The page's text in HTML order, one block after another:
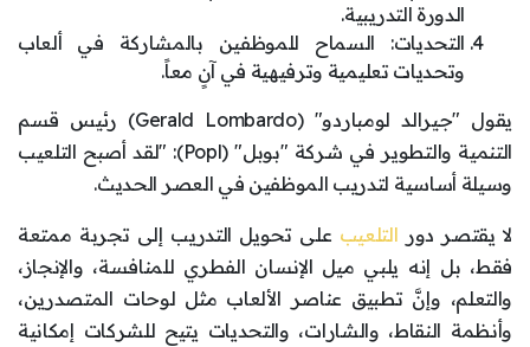
الدورة التدريبية.
التحديات: السماح للموظفين بالمشاركة في ألعاب
وتحديات تعليمية وترفيهية في آنٍ معاً.
يقول "جيرالد لومباردو" (Gerald Lombardo) رئيس قسم
التنمية والتطوير في شركة "بوبل" (Popl): "لقد أصبح التلعيب
وسيلة أساسية لتدريب الموظفين في العصر الحديث.
لا يقتصر دور التلعيب على تحويل التدريب إلى تجربة ممتعة
فقط، بل إنه يلبي ميل الإنسان الفطري للمنافسة، والإنجاز،
والتعلم، وإنَّ تطبيق عناصر الألعاب مثل لوحات المتصدرين،
وأنظمة النقاط، والشارات، والتحديات يتيح للشركات إمكانية